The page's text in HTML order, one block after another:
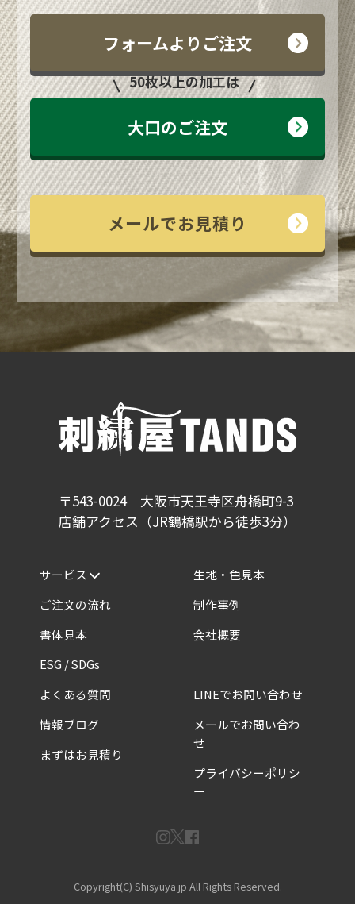
フォームよりご注文
50枚以上の加工は
大口のご注文
メールでお見積り
〒543-0024 大阪市天王寺区舟橋町9-3
店舗アクセス（JR鶴橋駅から徒歩3分）
サービス
ご注文の流れ
書体見本
ESG / SDGs
生地・色見本
制作事例
会社概要
よくある質問
情報ブログ
まずはお見積り
LINEでお問い合わせ
メールでお問い合わ
せ
プライバシーポリシ
ー
Copyright(C) Shisyuya.jp All Rights Reserved.